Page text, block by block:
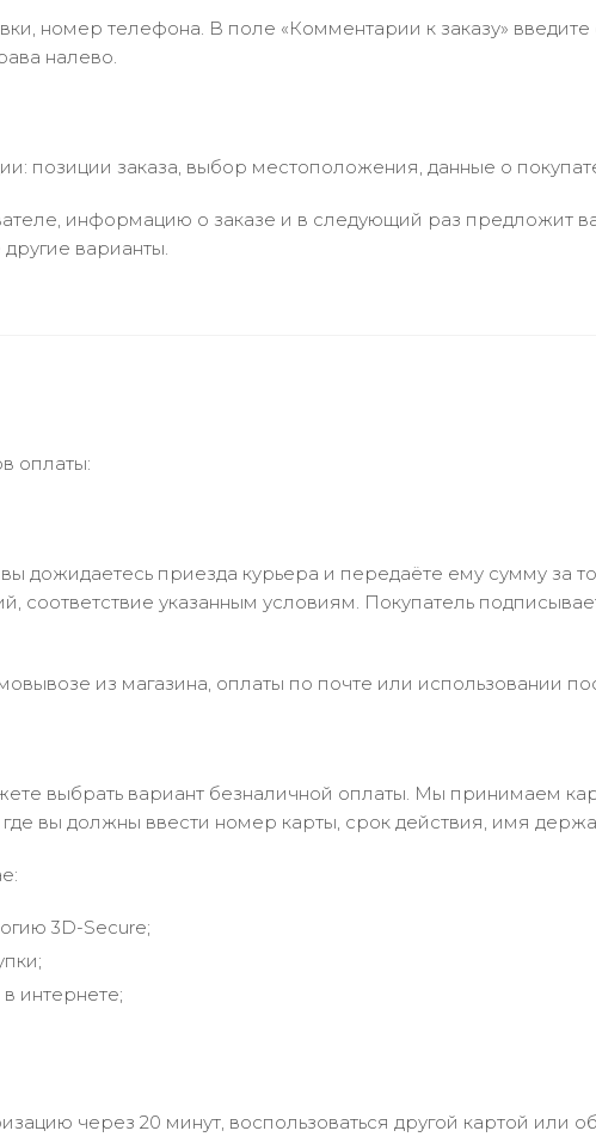
номер телефона. В поле «Комментарии к заказу» введите
налево.
позиции заказа, выбор местоположения, данные о
информацию о заказе и в следующий раз предложит
варианты.
оплаты:
дожидаетесь приезда курьера и передаёте ему сумму за
указанным условиям. Покупатель
из магазина, оплаты по почте или использовании
выбрать вариант безналичной оплаты. Мы принимаем
вы должны ввести номер карты, срок действия, имя
3D-Secure;
интернете;
через 20 минут, воспользоваться другой картой или